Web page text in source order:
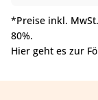
*Preise inkl.
80%.
Hier geht es zur